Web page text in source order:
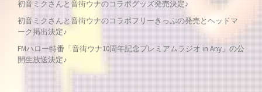
シ
ョ
ン
初音ミクさんと音街ウナのコラボグッズ発売決定♪
初音ミクさんと音街ウナのコラボフリーきっぷの発売とヘッドマ
ーク掲出決定♪
FMハロー特番「音街ウナ10周年記念プレミアムラジオ in Any」の公
開生放送決定♪